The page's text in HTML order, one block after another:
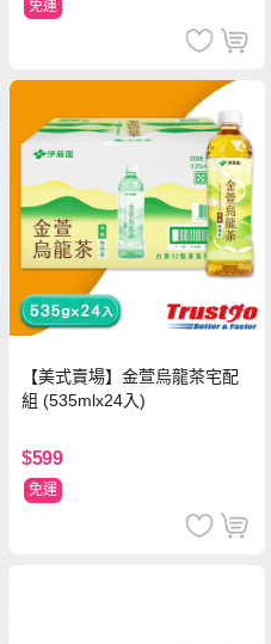
免運
【美式賣場】金萱烏龍茶宅配
組 (535mlx24入)
$599
免運